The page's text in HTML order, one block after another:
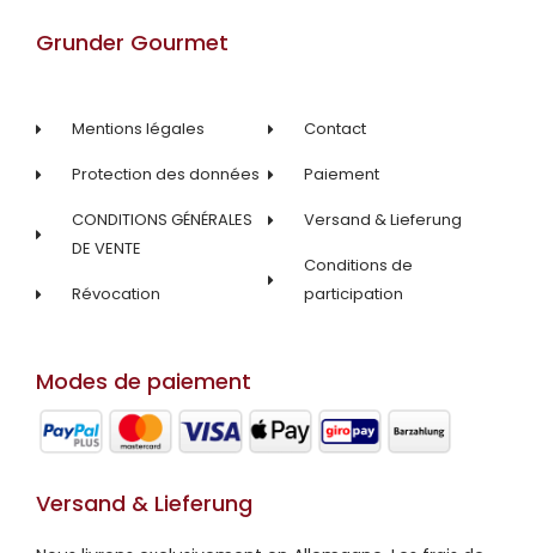
o g
m
e
Grunder Gourmet
Mentions légales
Protection des données
CONDITIONS GÉNÉRALES
DE VENTE
Révocation
Contact
Paiement
Versand & Lieferung
Conditions de
participation
Modes de paiement
Versand & Lieferung